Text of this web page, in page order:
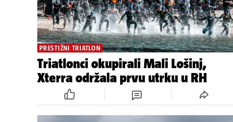
PRESTIŽNI TRIATLON
Triatlonci okupirali Mali Lošinj,
Xterra održala prvu utrku u RH